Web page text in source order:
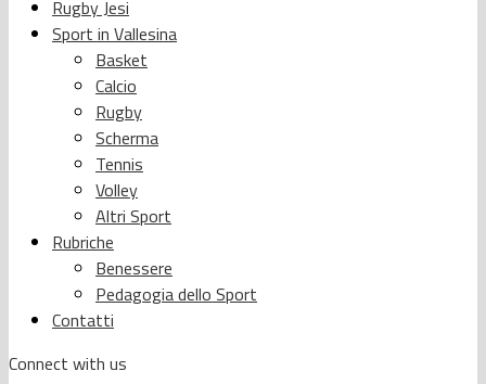
Rugby Jesi
Sport in Vallesina
Basket
Calcio
Rugby
Scherma
Tennis
Volley
Altri Sport
Rubriche
Benessere
Pedagogia dello Sport
Contatti
Connect with us